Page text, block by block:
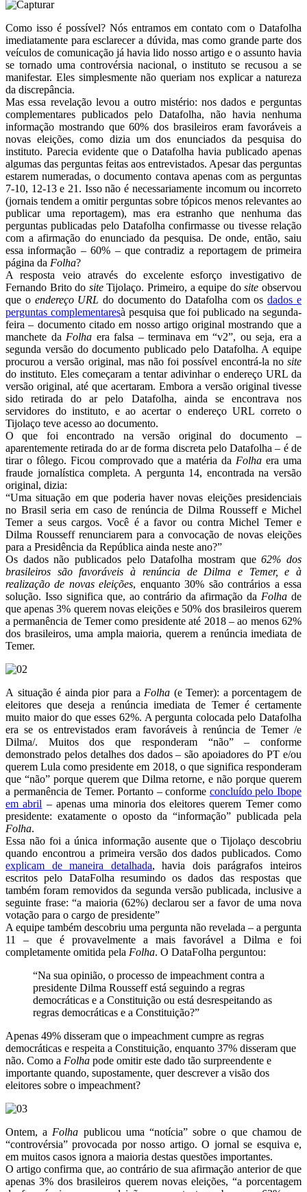
Como isso é possível? Nós entramos em contato com o Datafolha
imediatamente para esclarecer a dúvida, mas como grande parte dos
veículos de comunicação já havia lido nosso artigo e o assunto havia
se tornado uma controvérsia nacional, o instituto se recusou a se
manifestar. Eles simplesmente não queriam nos explicar a natureza
da discrepância.
Mas essa revelação levou a outro mistério: nos dados e perguntas
complementares publicados pelo Datafolha, não havia nenhuma
informação mostrando que 60% dos brasileiros eram favoráveis a
novas eleições, como dizia um dos enunciados da pesquisa do
instituto. Parecia evidente que o Datafolha havia publicado apenas
algumas das perguntas feitas aos entrevistados. Apesar das perguntas
estarem numeradas, o documento contava apenas com as perguntas
7-10, 12-13 e 21. Isso não é necessariamente incomum ou incorreto
(jornais tendem a omitir perguntas sobre tópicos menos relevantes ao
publicar uma reportagem), mas era estranho que nenhuma das
perguntas publicadas pelo Datafolha confirmasse ou tivesse relação
com a afirmação do enunciado da pesquisa. De onde, então, saiu
essa informação – 60% – que contradiz a reportagem de primeira
página da Folha?
A resposta veio através do excelente esforço investigativo de
Fernando Brito do siteTijolaço. Primeiro, a equipe dosite observou
que o endereço URL do documento do Datafolha com osdados e
perguntas complementaresà pesquisa que foi publicado na segunda-
feira – documento citado em nosso artigo original mostrando que a
manchete da Folha era falsa – terminava em “v2”, ou seja, era a
segunda versão do documento publicado pelo Datafolha. A equipe
procurou a versão original, mas não foi possível encontrá-la no site
do instituto. Eles começaram a tentar adivinhar o endereço URL da
versão original, até que acertaram. Embora a versão original tivesse
sido retirada do ar pelo Datafolha, ainda se encontrava nos
servidores do instituto, e ao acertar o endereço URL correto o
Tijolaço teve acesso ao documento.
O que foi encontrado na versão original do documento –
aparentemente retirada do ar de forma discreta pelo Datafolha – é de
tirar o fôlego. Ficou comprovado que a matéria da Folha era uma
fraude jornalística completa. A pergunta 14, encontrada na versão
original, dizia:
“Uma situação em que poderia haver novas eleições presidenciais
no Brasil seria em caso de renúncia de Dilma Rousseff e Michel
Temer a seus cargos. Você é a favor ou contra Michel Temer e
Dilma Rousseff renunciarem para a convocação de novas eleições
para a Presidência da República ainda neste ano?”
Os dados não publicados pelo Datafolha mostram que62% dos
brasileiros são favoráveis à renúncia de Dilma e Temer, e à
realização de novas eleições, enquanto 30% são contrários a essa
solução. Isso significa que, ao contrário da afirmação da Folha de
que apenas 3% querem novas eleições e 50% dos brasileiros querem
a permanência de Temer como presidente até 2018 – ao menos 62%
dos brasileiros, uma ampla maioria, querem a renúncia imediata de
Temer.
A situação é ainda pior para a Folha (e Temer): a porcentagem de
eleitores que deseja a renúncia imediata de Temer é certamente
muito maior do que esses 62%. A pergunta colocada pelo Datafolha
era se os entrevistados eram favoráveis à renúncia de Temer /e
Dilma/. Muitos dos que responderam “não” – conforme
demonstrado pelos detalhes dos dados – são apoiadores do PT e/ou
querem Lula como presidente em 2018, o que significa responderam
que “não” porque querem que Dilma retorne, e não porque querem
a permanência de Temer. Portanto – conforme concluído pelo Ibope
em abril – apenas uma minoria dos eleitores querem Temer como
presidente: exatamente o oposto da “informação” publicada pela
Folha.
Essa não foi a única informação ausente que o Tijolaço descobriu
quando encontrou a primeira versão dos dados publicados. Como
explicam de maneira detalhada, havia dois parágrafos inteiros
escritos pelo DataFolha resumindo os dados das respostas que
também foram removidos da segunda versão publicada, inclusive a
seguinte frase: “a maioria (62%) declarou ser a favor de uma nova
votação para o cargo de presidente”
A equipe também descobriu uma pergunta não revelada – a pergunta
11 – que é provavelmente a mais favorável a Dilma e foi
completamente omitida pela Folha. O DataFolha perguntou:
“Na sua opinião, o processo de impeachment contra a
presidente Dilma Rousseff está seguindo a regras
democráticas e a Constituição ou está desrespeitando as
regras democráticas e a Constituição?”
Apenas 49% disseram que o impeachment cumpre as regras
democráticas e respeita a Constituição, enquanto 37% disseram que
não. Como a Folha pode omitir este dado tão surpreendente e
importante quando, supostamente, quer descrever a visão dos
eleitores sobre o impeachment?
Ontem, a Folha publicou uma “notícia” sobre o que chamou de
“controvérsia” provocada por nosso artigo. O jornal se esquiva e,
em muitos casos ignora a maioria destas questões importantes.
O artigo confirma que, ao contrário de sua afirmação anterior de que
apenas 3% dos brasileiros querem novas eleições, “a porcentagem